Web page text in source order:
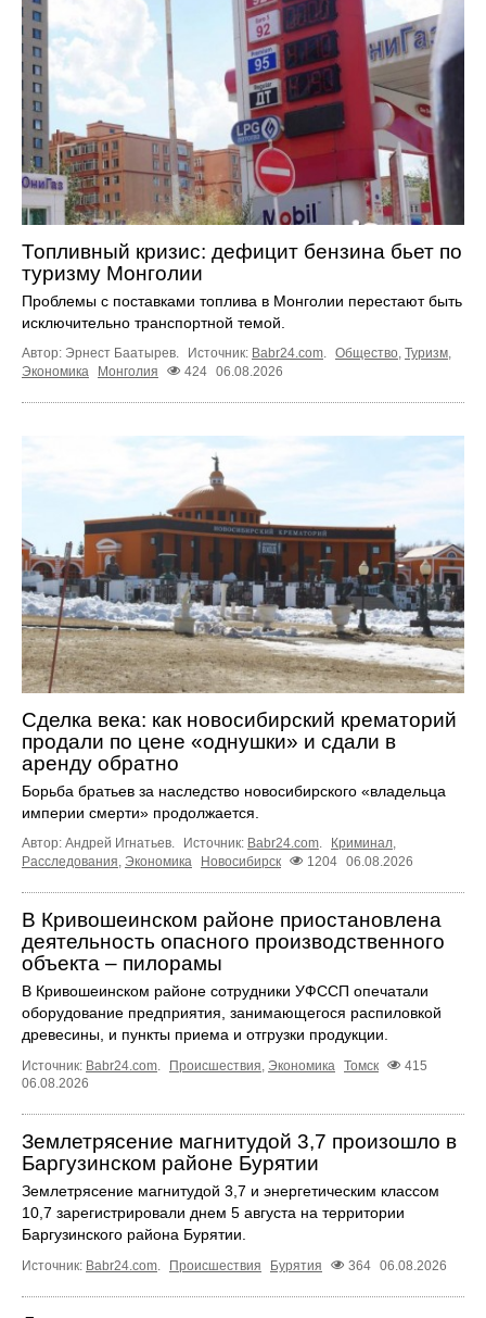
Топливный кризис: дефицит бензина бьет по
туризму Монголии
Проблемы с поставками топлива в Монголии перестают быть
исключительно транспортной темой.
Автор: Эрнест Баатырев. Источник: Babr24.com. Общество, Туризм,
Экономика
Монголия 424 06.08.2026
Сделка века: как новосибирский крематорий
продали по цене «однушки» и сдали в
аренду обратно
Борьба братьев за наследство новосибирского «владельца
империи смерти» продолжается.
Автор: Андрей Игнатьев. Источник: Babr24.com Криминал
Расследования, Экономика Новосибирск 1204 06.08.2026
В Кривошеинском районе приостановлена
деятельность опасного производственного
объекта – пилорамы
В Кривошеинском районе сотрудники УФССП опечатали
оборудование предприятия, занимающегося распиловкой
древесины, и пункты приема и отгрузки продукции.
Источник: Babr24.com. Происшествия, Экономика Томск
415
06.08.2026
Землетрясение магнитудой 3,7 произошло в
Баргузинском районе Бурятии
Землетрясение магнитудой 3,7 и энергетическим классом
10,7 зарегистрировали днем 5 августа на территории
Баргузинского района Бурятии.
Источник: Babr24.com. Происшествия Бурятия 364 06.08.2026